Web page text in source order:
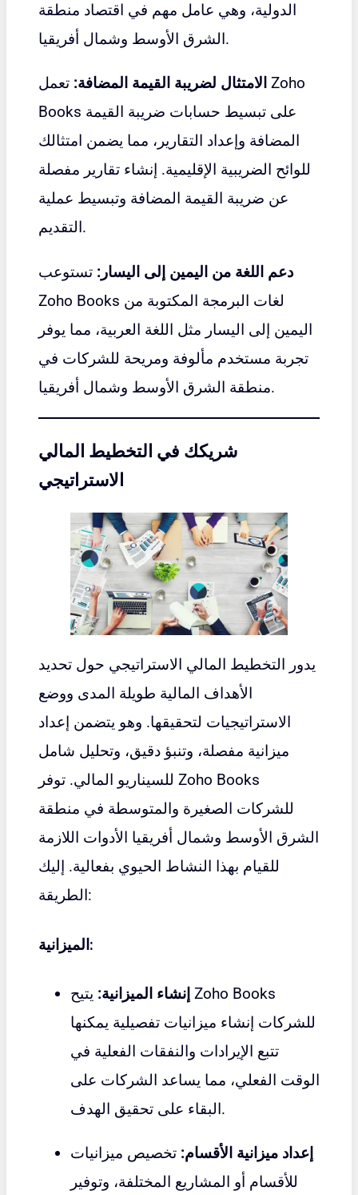
الدولية، وهي عامل مهم في اقتصاد منطقة
الشرق الأوسط وشمال أفريقيا.
الامتثال لضريبة القيمة المضافة: تعمل Zoho
Books على تبسيط حسابات ضريبة القيمة
المضافة وإعداد التقارير، مما يضمن امتثالك
للوائح الضريبية الإقليمية. إنشاء تقارير مفصلة
عن ضريبة القيمة المضافة وتبسيط عملية
التقديم.
دعم اللغة من اليمين إلى اليسار: تستوعب
Zoho Books لغات البرمجة المكتوبة من
اليمين إلى اليسار مثل اللغة العربية، مما يوفر
تجربة مستخدم مألوفة ومريحة للشركات في
منطقة الشرق الأوسط وشمال أفريقيا.
شريكك في التخطيط المالي
الاستراتيجي
يدور التخطيط المالي الاستراتيجي حول تحديد
الأهداف المالية طويلة المدى ووضع
الاستراتيجيات لتحقيقها. وهو يتضمن إعداد
ميزانية مفصلة، ​​وتنبؤ دقيق، وتحليل شامل
Zoho Books
للشركات الصغيرة والمتوسطة في منطقة
الشرق الأوسط وشمال أفريقيا الأدوات اللازمة
للقيام بهذا النشاط الحيوي بفعالية. إليك
الطريقة:
الميزانية:
إنشاء الميزانية: يتيح Zoho Books
للشركات إنشاء ميزانيات تفصيلية يمكنها
تتبع الإيرادات والنفقات الفعلية في
الوقت الفعلي، مما يساعد الشركات على
البقاء على تحقيق الهدف.
إعداد ميزانية الأقسام: تخصيص ميزانيات
للأقسام أو المشاريع المختلفة، وتوفير